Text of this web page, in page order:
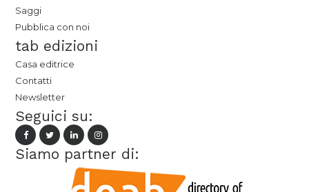
Saggi
Pubblica con noi
tab edizioni
Casa editrice
Contatti
Newsletter
Seguici su:
Siamo partner di: